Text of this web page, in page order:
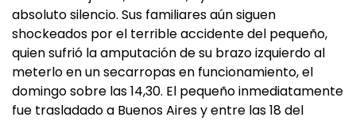
absoluto silencio. Sus familiares aún siguen
shockeados por el terrible accidente del pequeño,
quien sufrió la amputación de su brazo izquierdo al
meterlo en un secarropas en funcionamiento, el
domingo sobre las 14,30. El pequeño inmediatamente
fue trasladado a Buenos Aires y entre las 18 del